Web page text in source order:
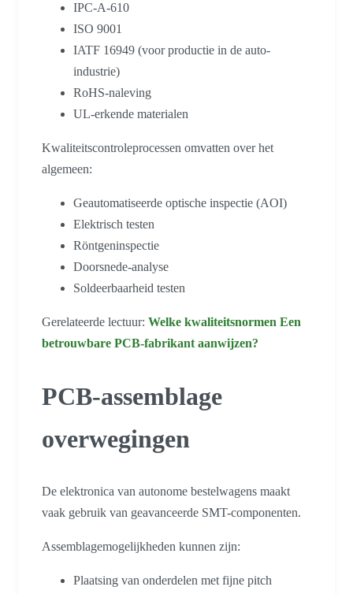
IPC-A-610
ISO 9001
IATF 16949 (voor productie in de auto-
industrie)
RoHS-naleving
UL-erkende materialen
Kwaliteitscontroleprocessen omvatten over het
algemeen:
Geautomatiseerde optische inspectie (AOI)
Elektrisch testen
Röntgeninspectie
Doorsnede-analyse
Soldeerbaarheid testen
Gerelateerde lectuur: Welke kwaliteitsnormen Een
betrouwbare PCB-fabrikant aanwijzen?
PCB-assemblage
overwegingen
De elektronica van autonome bestelwagens maakt
vaak gebruik van geavanceerde SMT-componenten.
Assemblagemogelijkheden kunnen zijn:
Plaatsing van onderdelen met fijne pitch